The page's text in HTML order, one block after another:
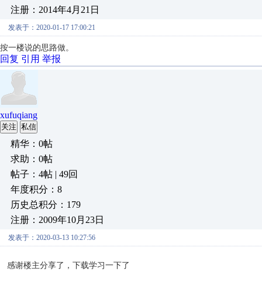
注册：2014年4月21日
发表于：2020-01-17 17:00:21
按一楼说的思路做。
回复 引用 举报
xufuqiang
关注 私信
精华：0帖
求助：0帖
帖子：4帖 | 49回
年度积分：8
历史总积分：179
注册：2009年10月23日
发表于：2020-03-13 10:27:56
感谢楼主分享了，下载学习一下了